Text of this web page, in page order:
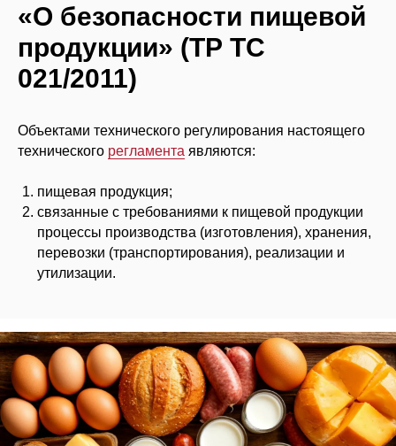
О компании Наши услуги Нормативная
«О безопасности пищевой
продукции» (ТР ТС
021/2011)
Объектами технического регулирования настоящего
технического регламента являются:
пищевая продукция;
связанные с требованиями к пищевой продукции
процессы производства (изготовления), хранения,
перевозки (транспортирования), реализации и
утилизации.